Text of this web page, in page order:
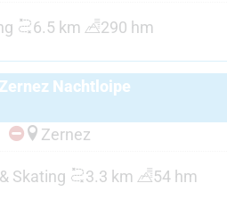
6.5 km 290 hm
Nachtloipe
Zernez
Skating 3.3 km 54 hm